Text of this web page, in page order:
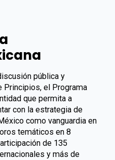
pública y
Principios, el Programa
que permita a
con la estrategia de
como vanguardia en
temáticos en 8
de 135
y más de